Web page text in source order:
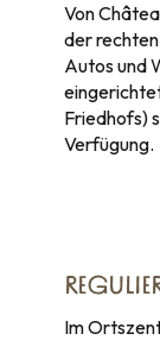
Von
der
Autos und
Friedhofs)
Verfügung.
Im